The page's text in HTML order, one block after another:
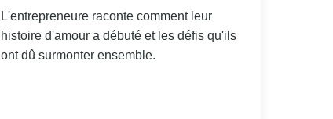
L'entrepreneure raconte comment leur
histoire d'amour a débuté et les défis qu'ils
ont dû surmonter ensemble.